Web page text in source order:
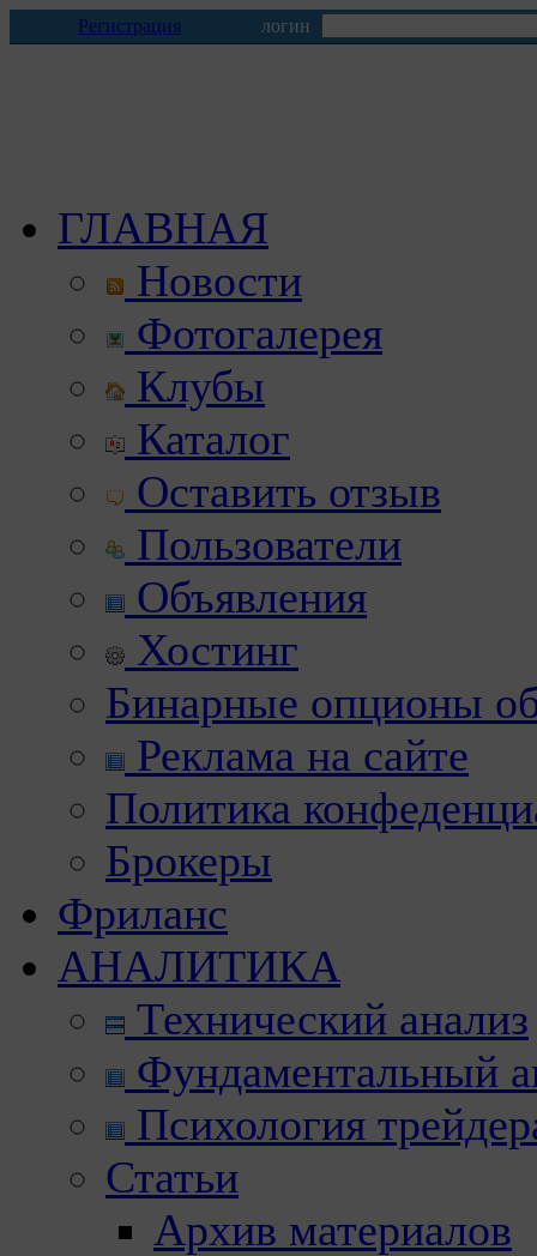
Регистрация логин
ГЛАВНАЯ
Новости
Фотогалерея
Клубы
Каталог
Оставить отзыв
Пользователи
Объявления
Хостинг
Бинарные опционы
Реклама на сайте
Политика
Брокеры
Фриланс
АНАЛИТИКА
Технический анализ
Фундаментальный
Психология
Статьи
Архив материалов